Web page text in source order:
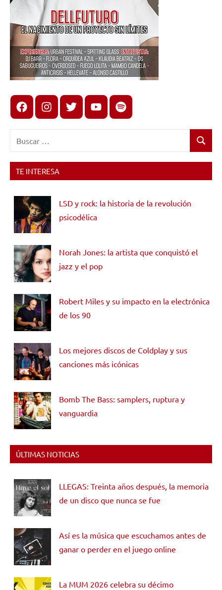
FacebookInstagram
X youtubespotify
Buscar
TE INTERESA
LSD y rock: la historia de la revolución
psicodélica
Norah Jones: la artista que conquistó el
jazz y el pop
Robert Miles y su impacto en la electrónica
de los 90
Los mejores discos de Coldplay y sus
canciones más icónicas
Bomb The Bass: samplers, ruptura y
vanguardia
ÚLTIMAS NOTICIAS
LLEGAS: Treinta años después, la memoria
de un disco que nunca se fue
Así es la música que escuchamos antes de
ganar o perder en el juego online
La MUM 2026 celebra su décimo